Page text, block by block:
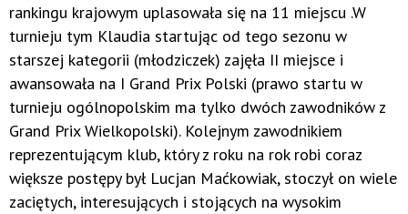
rankingu krajowym uplasowała się na 11 miejscu .W
turnieju tym Klaudia startując od tego sezonu w
starszej kategorii (młodziczek) zajęła II miejsce i
awansowała na I Grand Prix Polski (prawo startu w
turnieju ogólnopolskim ma tylko dwóch zawodników z
Grand Prix Wielkopolski). Kolejnym zawodnikiem
reprezentującym klub, który z roku na rok robi coraz
większe postępy był Lucjan Maćkowiak, stoczył on wiele
zaciętych, interesujących i stojących na wysokim